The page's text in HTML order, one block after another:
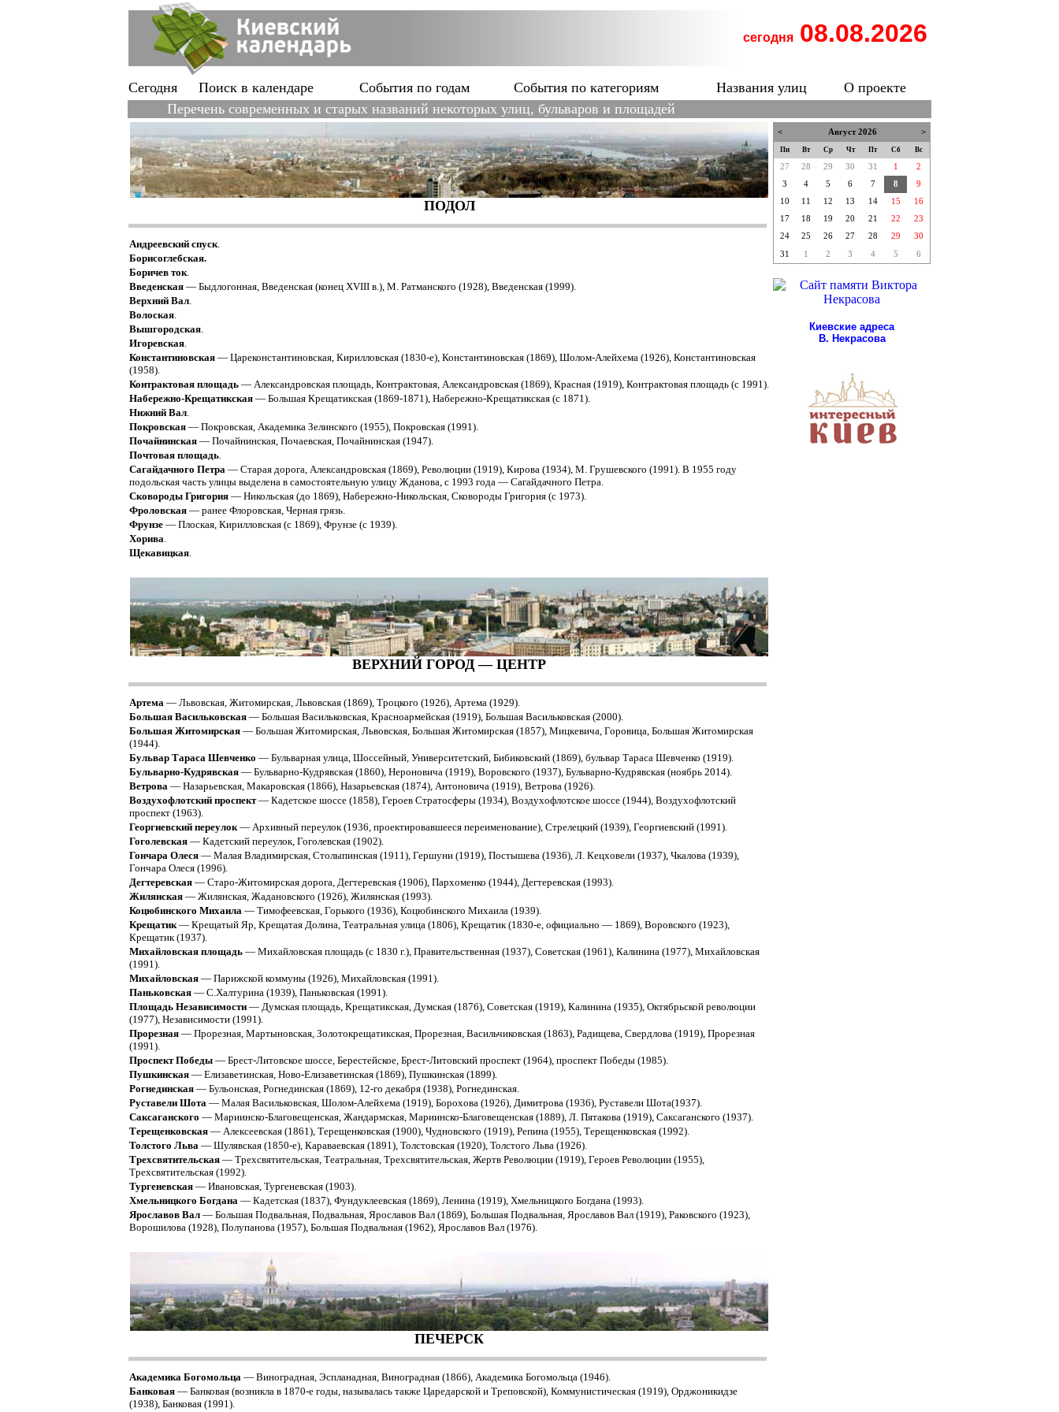
сегодня 08.08.2026
Сегодня Поиск в календаре События по годам События по категориям Названия улиц
О проекте
Перечень современных и старых названий некоторых улиц, бульваров и площадей
ПОДОЛ
< Август 2026 >
Пн Вт Ср Чт Пт Сб Вс
27 28 29 30 31 1
2
3
4 5 6 7 8
9
10
11 12 13 14 15
16
17
18 19 20 21 22
23
24
25 26 27 28 29 30
31 1 2 3 4 5 6
Киевские адреса
В. Некрасова
Андреевский спуск.
Борисоглебская.
Боричев ток.
Введенская — Быдлогонная, Введенская (конец XVIII в.), М. Ратманского (1928), Введенская (1999).
Верхний Вал.
Волоская.
Вышгородская.
Игоревская.
Константиновская — Цареконстантиновская, Кирилловская (1830-е), Константиновская (1869), Шолом-Алейхема (1926), Константиновская
(1958).
Контрактовая площадь — Александровская площадь, Контрактовая, Александровская (1869), Красная (1919), Контрактовая площадь (с 1991).
Набережно-Крещатикская — Большая Крещатикская (1869-1871), Набережно-Крещатикская (с 1871).
Нижний Вал.
Покровская — Покровская, Академика Зелинского (1955), Покровская (1991).
Почайнинская — Почайнинская, Почаевская, Почайнинская (1947).
Почтовая площадь.
Сагайдачного Петра — Старая дорога, Александровская (1869), Революции (1919), Кирова (1934), М. Грушевского (1991). В 1955 году
подольская часть улицы выделена в самостоятельную улицу Жданова, с 1993 года — Сагайдачного Петра.
Сковороды Григория — Никольская (до 1869), Набережно-Никольская, Сковороды Григория (с 1973).
Фроловская — ранее Флоровская, Черная грязь.
Фрунзе — Плоская, Кирилловская (с 1869), Фрунзе (с 1939).
Хорива.
Щекавицкая.
ВЕРХНИЙ ГОРОД — ЦЕНТР
Артема — Львовская, Житомирская, Львовская (1869), Троцкого (1926), Артема (1929).
Большая Васильковская — Большая Васильковская, Красноармейская (1919), Большая Васильковская (2000).
Большая Житомирская — Большая Житомирская, Львовская, Большая Житомирская (1857), Мицкевича, Горовица, Большая Житомирская
(1944).
Бульвар Тараса Шевченко — Бульварная улица, Шоссейный, Университетский, Бибиковский (1869), бульвар Тараса Шевченко (1919).
Бульварно-Кудрявская — Бульварно-Кудрявская (1860), Нероновича (1919), Воровского (1937), Бульварно-Кудрявская (ноябрь 2014).
Ветрова — Назарьевская, Макаровская (1866), Назарьевская (1874), Антоновича (1919), Ветрова (1926).
Воздухофлотский проспект— Кадетское шоссе (1858), Героев Стратосферы (1934), Воздухофлотское шоссе (1944), Воздухофлотский
проспект (1963).
Георгиевский переулок— Архивный переулок (1936, проектировавшееся переименование), Стрелецкий (1939), Георгиевский (1991).
Гоголевская — Кадетский переулок, Гоголевская (1902).
Гончара Олеся — Малая Владимирская, Столыпинская (1911), Гершуни (1919), Постышева (1936), Л. Кецховели (1937), Чкалова (1939),
Гончара Олеся (1996).
Дегтеревская — Старо-Житомирская дорога, Дегтеревская (1906), Пархоменко (1944), Дегтеревская (1993).
Жилянская — Жилянская, Жадановского (1926), Жилянская (1993).
Коцюбинского Михаила — Тимофеевская, Горького (1936), Коцюбинского Михаила (1939).
Крещатик— Крещатый Яр, Крещатая Долина, Театральная улица (1806), Крещатик (1830-е, официально — 1869), Воровского (1923),
Крещатик (1937).
Михайловская площадь — Михайловская площадь (с 1830 г.), Правительственная (1937), Советская (1961), Калинина (1977), Михайловская
(1991).
Михайловская — Парижской коммуны (1926), Михайловская (1991).
Паньковская — С.Халтурина (1939), Паньковская (1991).
Площадь Независимости — Думская площадь, Крещатикская, Думская (1876), Советская (1919), Калинина (1935), Октябрьской революции
(1977), Независимости (1991).
Прорезная — Прорезная, Мартыновская, Золотокрещатикская, Прорезная, Васильчиковская (1863), Радищева, Свердлова (1919), Прорезная
(1991).
Проспект Победы — Брест-Литовское шоссе, Берестейское, Брест-Литовский проспект (1964), проспект Победы (1985).
Пушкинская — Елизаветинская, Ново-Елизаветинская (1869), Пушкинская (1899).
Рогнединская — Бульонская, Рогнединская (1869), 12-го декабря (1938), Рогнединская.
Руставели Шота — Малая Васильковская, Шолом-Алейхема (1919), Борохова (1926), Димитрова (1936), Руставели Шота(1937).
Саксаганского — Мариинско-Благовещенская, Жандармская, Мариинско-Благовещенская (1889), Л. Пятакова (1919), Саксаганского (1937).
Терещенковская — Алексеевская (1861), Терещенковская (1900), Чудновского (1919), Репина (1955), Терещенковская (1992).
Толстого Льва — Шулявская (1850-е), Караваевская (1891), Толстовская (1920), Толстого Льва (1926).
Трехсвятительская — Трехсвятительская, Театральная, Трехсвятительская, Жертв Революции (1919), Героев Революции (1955),
Трехсвятительская (1992).
Тургеневская — Ивановская, Тургеневская (1903).
Хмельницкого Богдана — Кадетская (1837), Фундуклеевская (1869), Ленина (1919), Хмельницкого Богдана (1993).
Ярославов Вал — Большая Подвальная, Подвальная, Ярославов Вал (1869), Большая Подвальная, Ярославов Вал (1919), Раковского (1923),
Ворошилова (1928), Полупанова (1957), Большая Подвальная (1962), Ярославов Вал (1976).
ПЕЧЕРСК
Академика Богомольца — Виноградная, Эспланадная, Виноградная (1866), Академика Богомольца (1946).
Банковая — Банковая (возникла в 1870-е годы, называлась также Царедарской и Треповской), Коммунистическая (1919), Орджоникидзе
(1938), Банковая (1991).